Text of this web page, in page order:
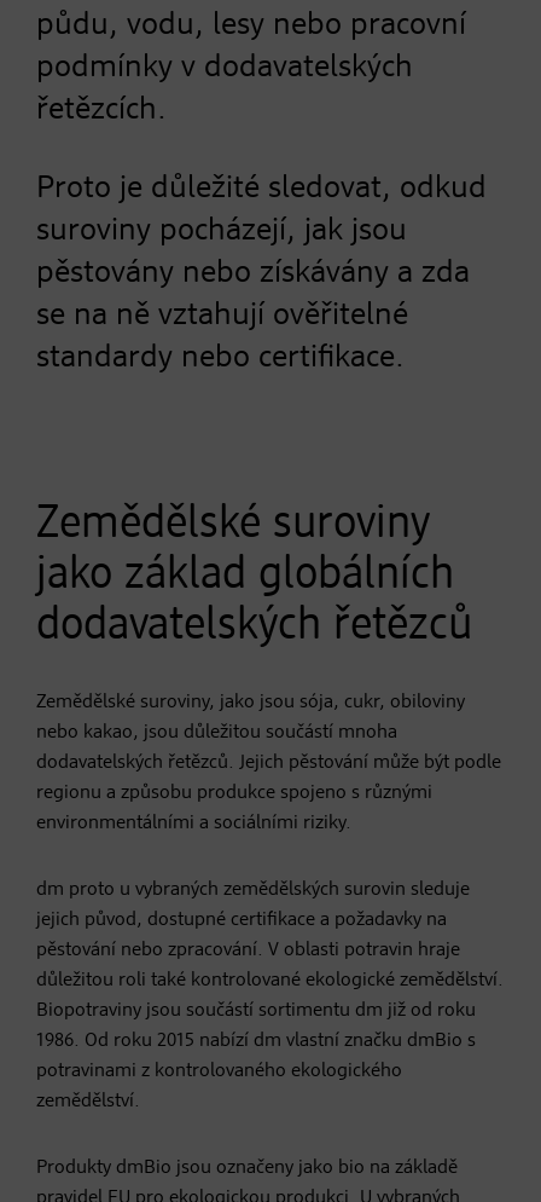
půdu, vodu, lesy nebo pracovní
podmínky v dodavatelských
řetězcích.
Proto je důležité sledovat, odkud
suroviny pocházejí, jak jsou
pěstovány nebo získávány a zda
se na ně vztahují ověřitelné
standardy nebo certifikace.
Zemědělské suroviny
jako základ globálních
dodavatelských řetězců
Zemědělské suroviny, jako jsou sója, cukr, obiloviny
nebo kakao, jsou důležitou součástí mnoha
dodavatelských řetězců. Jejich pěstování může být podle
regionu a způsobu produkce spojeno s různými
environmentálními a sociálními riziky.
dm proto u vybraných zemědělských surovin sleduje
jejich původ, dostupné certifikace a požadavky na
pěstování nebo zpracování. V oblasti potravin hraje
důležitou roli také kontrolované ekologické zemědělství.
Biopotraviny jsou součástí sortimentu dm již od roku
1986. Od roku 2015 nabízí dm vlastní značku dmBio s
potravinami z kontrolovaného ekologického
zemědělství.
Produkty dmBio jsou označeny jako bio na základě
pravidel EU pro ekologickou produkci. U vybraných